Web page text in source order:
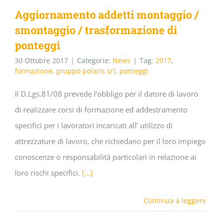
Aggiornamento addetti montaggio /
smontaggio / trasformazione di
ponteggi
30 Ottobre 2017 | Categorie: News | Tag: 2017,
formazione, gruppo polaris srl, ponteggi
Il D.Lgs.81/08 prevede l’obbligo per il datore di lavoro
di realizzare corsi di formazione ed addestramento
specifici per i lavoratori incaricati all’ utilizzo di
attrezzature di lavoro, che richiedano per il loro impiego
conoscenze o responsabilità particolari in relazione ai
loro rischi specifici. […]
Continua a leggere